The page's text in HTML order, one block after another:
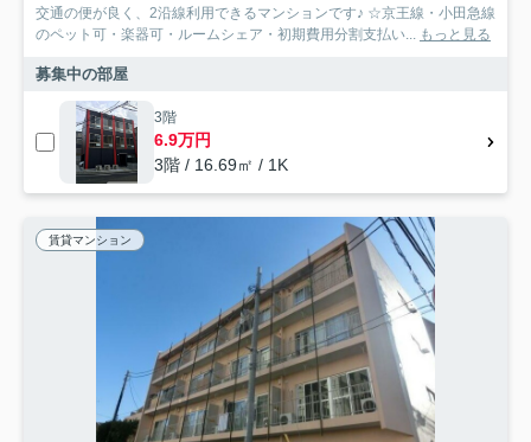
交通の便が良く、2沿線利用できるマンションです♪ ☆京王線・小田急線
のペット可・楽器可・ルームシェア・初期費用分割支払い... もっと見る
募集中の部屋
3階
6.9万円
3階 / 16.69㎡ / 1K
賃貸マンション